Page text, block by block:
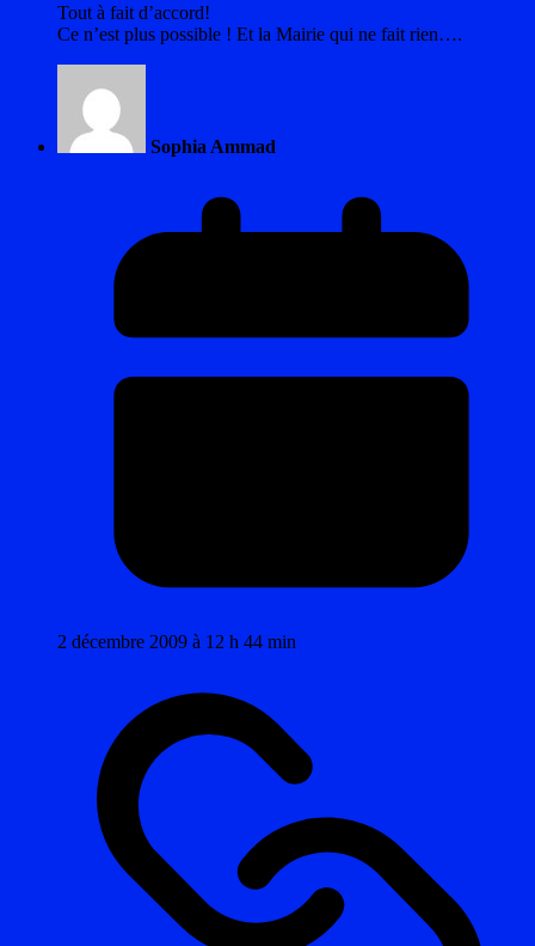
Tout à fait d’accord!
Ce n’est plus possible ! Et la Mairie qui ne fait rien….
Sophia Ammad
2 décembre 2009 à 12 h 44 min